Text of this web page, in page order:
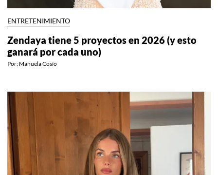
ENTRETENIMIENTO
Zendaya tiene 5 proyectos en 2026 (y esto
ganará por cada uno)
Por: Manuela Cosío